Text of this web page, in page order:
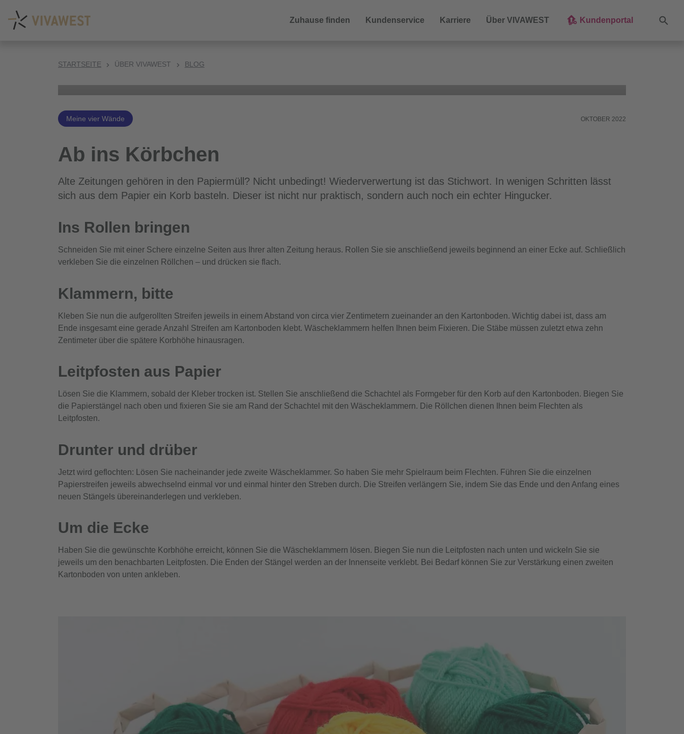
Zuhause finden Kundenservice Karriere Über VIVAWEST Kundenportal
STARTSEITE ÜBER VIVAWEST BLOG
Meine vier Wände OKTOBER 2022
Ab ins Körbchen
Alte Zeitungen gehören in den Papiermüll? Nicht unbedingt! Wiederverwertung ist das Stichwort. In wenigen Schritten lässt
sich aus dem Papier ein Korb basteln. Dieser ist nicht nur praktisch, sondern auch noch ein echter Hingucker.
Ins Rollen bringen
Schneiden Sie mit einer Schere einzelne Seiten aus Ihrer alten Zeitung heraus. Rollen Sie sie anschließend jeweils beginnend an einer Ecke auf. Schließlich
verkleben Sie die einzelnen Röllchen – und drücken sie flach.
Klammern, bitte
Kleben Sie nun die aufgerollten Streifen jeweils in einem Abstand von circa vier Zentimetern zueinander an den Kartonboden. Wichtig dabei ist, dass am
Ende insgesamt eine gerade Anzahl Streifen am Kartonboden klebt. Wäscheklammern helfen Ihnen beim Fixieren. Die Stäbe müssen zuletzt etwa zehn
Zentimeter über die spätere Korbhöhe hinausragen.
Leitpfosten aus Papier
Lösen Sie die Klammern, sobald der Kleber trocken ist. Stellen Sie anschließend die Schachtel als Formgeber für den Korb auf den Kartonboden. Biegen Sie
die Papierstängel nach oben und fixieren Sie sie am Rand der Schachtel mit den Wäscheklammern. Die Röllchen dienen Ihnen beim Flechten als
Leitpfosten.
Drunter und drüber
Jetzt wird geflochten: Lösen Sie nacheinander jede zweite Wäscheklammer. So haben Sie mehr Spielraum beim Flechten. Führen Sie die einzelnen
Papierstreifen jeweils abwechselnd einmal vor und einmal hinter den Streben durch. Die Streifen verlängern Sie, indem Sie das Ende und den Anfang eines
neuen Stängels übereinanderlegen und verkleben.
Um die Ecke
Haben Sie die gewünschte Korbhöhe erreicht, können Sie die Wäscheklammern lösen. Biegen Sie nun die Leitpfosten nach unten und wickeln Sie sie
jeweils um den benachbarten Leitpfosten. Die Enden der Stängel werden an der Innenseite verklebt. Bei Bedarf können Sie zur Verstärkung einen zweiten
Kartonboden von unten ankleben.